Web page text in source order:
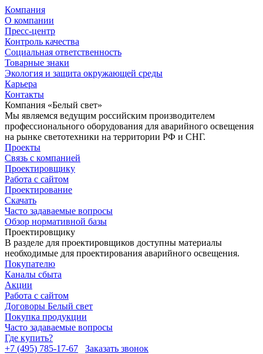
Компания
О компании
Пресс-центр
Контроль качества
Социальная ответственность
Товарные знаки
Экология и защита окружающей среды
Карьера
Контакты
Компания «Белый свет»
Мы являемся ведущим российским производителем
профессионального оборудования для аварийного освещения
на рынке светотехники на территории РФ и СНГ.
Проекты
Связь с компанией
Проектировщику
Работа с сайтом
Проектирование
Скачать
Часто задаваемые вопросы
Обзор нормативной базы
Проектировщику
В разделе для проектировщиков доступны материалы
необходимые для проектирования аварийного освещения.
Покупателю
Каналы сбыта
Акции
Работа с сайтом
Договоры Белый свет
Покупка продукции
Часто задаваемые вопросы
Где купить?
+7 (495) 785-17-67
Заказать звонок